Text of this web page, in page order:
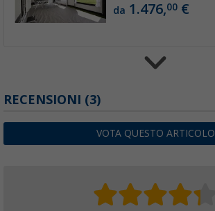
da 1.476,00 €
da2.410,00€
RECENSIONI (3)
VOTA QUESTO ARTICOLO